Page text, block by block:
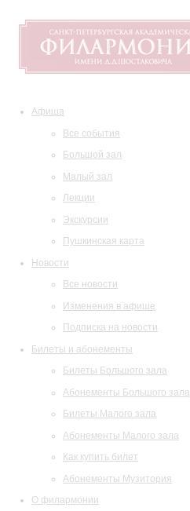
Афиша
Все события
Большой зал
Малый зал
Лекции
Экскурсии
Пушкинская карта
Новости
Все новости
Изменения в афише
Подписка на новости
Билеты и абонементы
Билеты Большого зала
Абонементы Большого зала
Билеты Малого зала
Абонементы Малого зала
Как купить билет
Абонементы Музитория
О филармонии